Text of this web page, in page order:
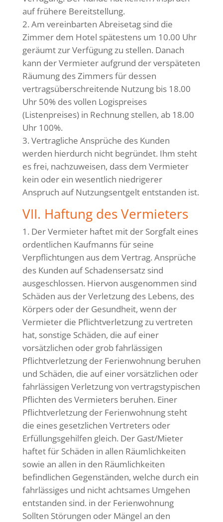
auf frühere Bereitstellung.
Am vereinbarten Abreisetag sind die
Zimmer dem Hotel spätestens um 10.00 Uhr
geräumt zur Verfügung zu stellen. Danach
kann der Vermieter aufgrund der verspäteten
Räumung des Zimmers für dessen
vertragsüberschreitende Nutzung bis 18.00
Uhr 50% des vollen Logispreises
(Listenpreises) in Rechnung stellen, ab 18.00
Uhr 100%.
Vertragliche Ansprüche des Kunden
werden hierdurch nicht begründet. Ihm steht
es frei, nachzuweisen, dass dem Vermieter
kein oder ein wesentlich niedrigerer
Anspruch auf Nutzungsentgelt entstanden ist.
VII. Haftung des Vermieters
Der Vermieter haftet mit der Sorgfalt eines
ordentlichen Kaufmanns für seine
Verpflichtungen aus dem Vertrag. Ansprüche
des Kunden auf Schadensersatz sind
ausgeschlossen. Hiervon ausgenommen sind
Schäden aus der Verletzung des Lebens, des
Körpers oder der Gesundheit, wenn der
Vermieter die Pflichtverletzung zu vertreten
hat, sonstige Schäden, die auf einer
vorsätzlichen oder grob fahrlässigen
Pflichtverletzung der Ferienwohnung beruhen
und Schäden, die auf einer vorsätzlichen oder
fahrlässigen Verletzung von vertragstypischen
Pflichten des Vermieters beruhen. Einer
Pflichtverletzung der Ferienwohnung steht
die eines gesetzlichen Vertreters oder
Erfüllungsgehilfen gleich. Der Gast/Mieter
haftet für Schäden in allen Räumlichkeiten
sowie an allen in den Räumlichkeiten
befindlichen Gegenständen, welche durch ein
fahrlässiges und nicht achtsames Umgehen
entstanden sind. in der Ferienwohnung
Sollten Störungen oder Mängel an den